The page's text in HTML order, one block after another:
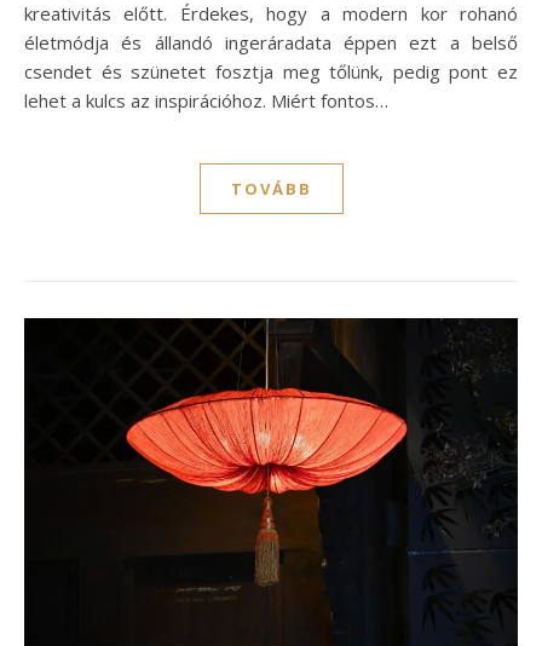
kreativitás előtt. Érdekes, hogy a modern kor rohanó
életmódja és állandó ingeráradata éppen ezt a belső
csendet és szünetet fosztja meg tőlünk, pedig pont ez
lehet a kulcs az inspirációhoz. Miért fontos…
TOVÁBB